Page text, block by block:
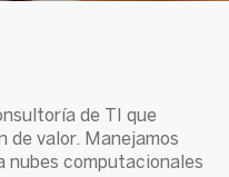
de TI que
de valor. Manejamos
nubes computacionales